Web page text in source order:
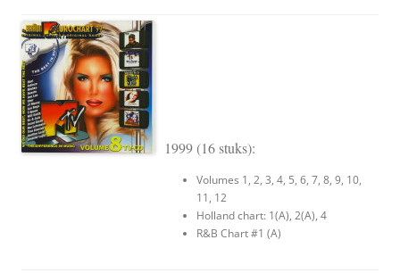
1999 (16 stuks):
Volumes 1, 2, 3, 4, 5, 6, 7, 8, 9, 10,
11, 12
Holland chart: 1(A), 2(A), 4
R&B Chart #1 (A)